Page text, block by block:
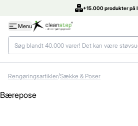
DK's bedste priser
Menu
Rengøringsartikler/Sække & Poser
Bærepose